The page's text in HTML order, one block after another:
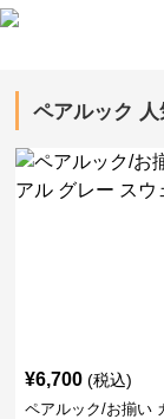
ペアルック
¥6,700 (税込)
ペアルック/お揃い